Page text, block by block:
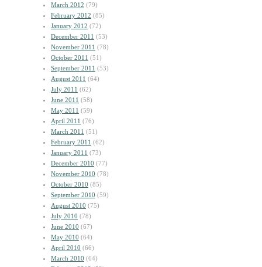
March 2012 (79)
February 2012 (85)
January 2012 (72)
December 2011 (53)
November 2011 (78)
October 2011 (51)
September 2011 (53)
August 2011 (64)
July 2011 (62)
June 2011 (58)
May 2011 (59)
April 2011 (76)
March 2011 (51)
February 2011 (62)
January 2011 (73)
December 2010 (77)
November 2010 (78)
October 2010 (85)
September 2010 (59)
August 2010 (75)
July 2010 (78)
June 2010 (67)
May 2010 (64)
April 2010 (66)
March 2010 (64)